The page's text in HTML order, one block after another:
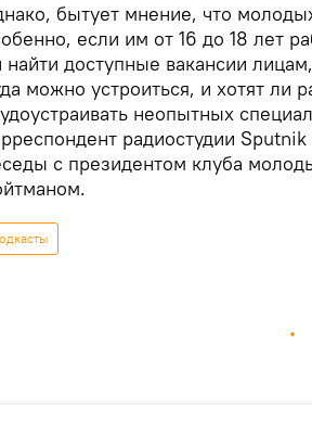
бытует мнение, что
если им от 16 до 18 лет
найти доступные вакансии
можно устроиться, и хотят ли
неопытных
радиостудии
с президентом клуба